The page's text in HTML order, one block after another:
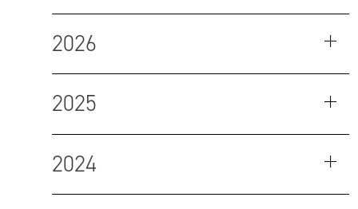
2026
2025
2024